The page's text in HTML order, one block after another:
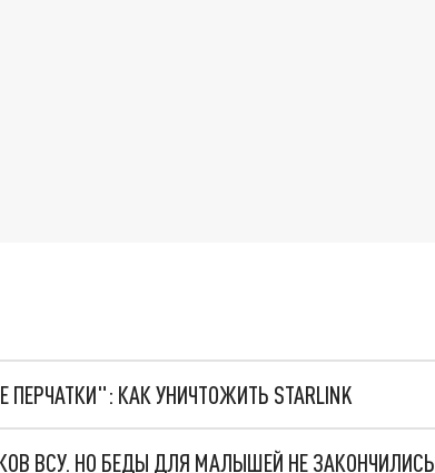
КАК УНИЧТОЖИТЬ STARLINK
ВСУ. НО БЕДЫ ДЛЯ МАЛЫШЕЙ НЕ ЗАКОНЧИЛИСЬ